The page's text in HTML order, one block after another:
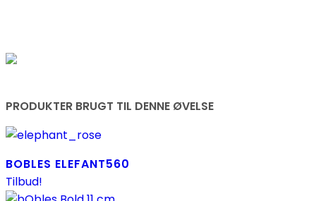
PRODUKTER BRUGT TIL DENNE ØVELSE
BOBLES ELEFANT560
Tilbud!